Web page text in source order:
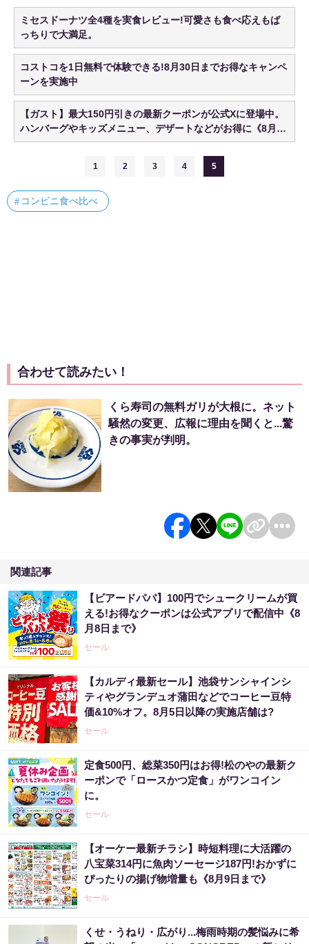
ミセスドーナツ全4種を実食レビュー!可愛さも食べ応えもば
っちりで大満足。
コストコを1日無料で体験できる!8月30日までお得なキャンペ
ーンを実施中
【ガスト】最大150円引きの最新クーポンが公式Xに登場中。
ハンバーグやキッズメニュー、デザートなどがお得に《8月19
日まで》
1 2 3 4 5
コンビニ食べ比べ
合わせて読みたい！
くら寿司の無料ガリが大根に。ネット
騒然の変更、広報に理由を聞くと...驚
きの事実が判明。
関連記事
【ビアードパパ】100円でシュークリームが買
える!お得なクーポンは公式アプリで配信中《8
月8日まで》
セール
【カルディ最新セール】池袋サンシャインシ
ティやグランデュオ蒲田などでコーヒー豆特
価&10%オフ。8月5日以降の実施店舗は?
セール
定食500円、総菜350円はお得!松のやの最新ク
ーポンで「ロースかつ定食」がワンコイン
に。
セール
【オーケー最新チラシ】時短料理に大活躍の
八宝菜314円に魚肉ソーセージ187円!おかずに
ぴったりの揚げ物増量も《8月9日まで》
セール
くせ・うねり・広がり...梅雨時期の髪悩みに希